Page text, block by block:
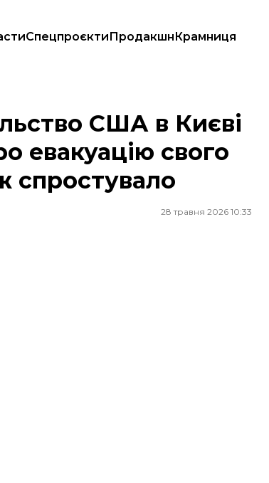
СпецпроєктиПродакшнКрамниця
свого персоналу, МЗС України теж спростувало
США в Києві
евакуацію свого
спростувало
28 травня 2026 10:33